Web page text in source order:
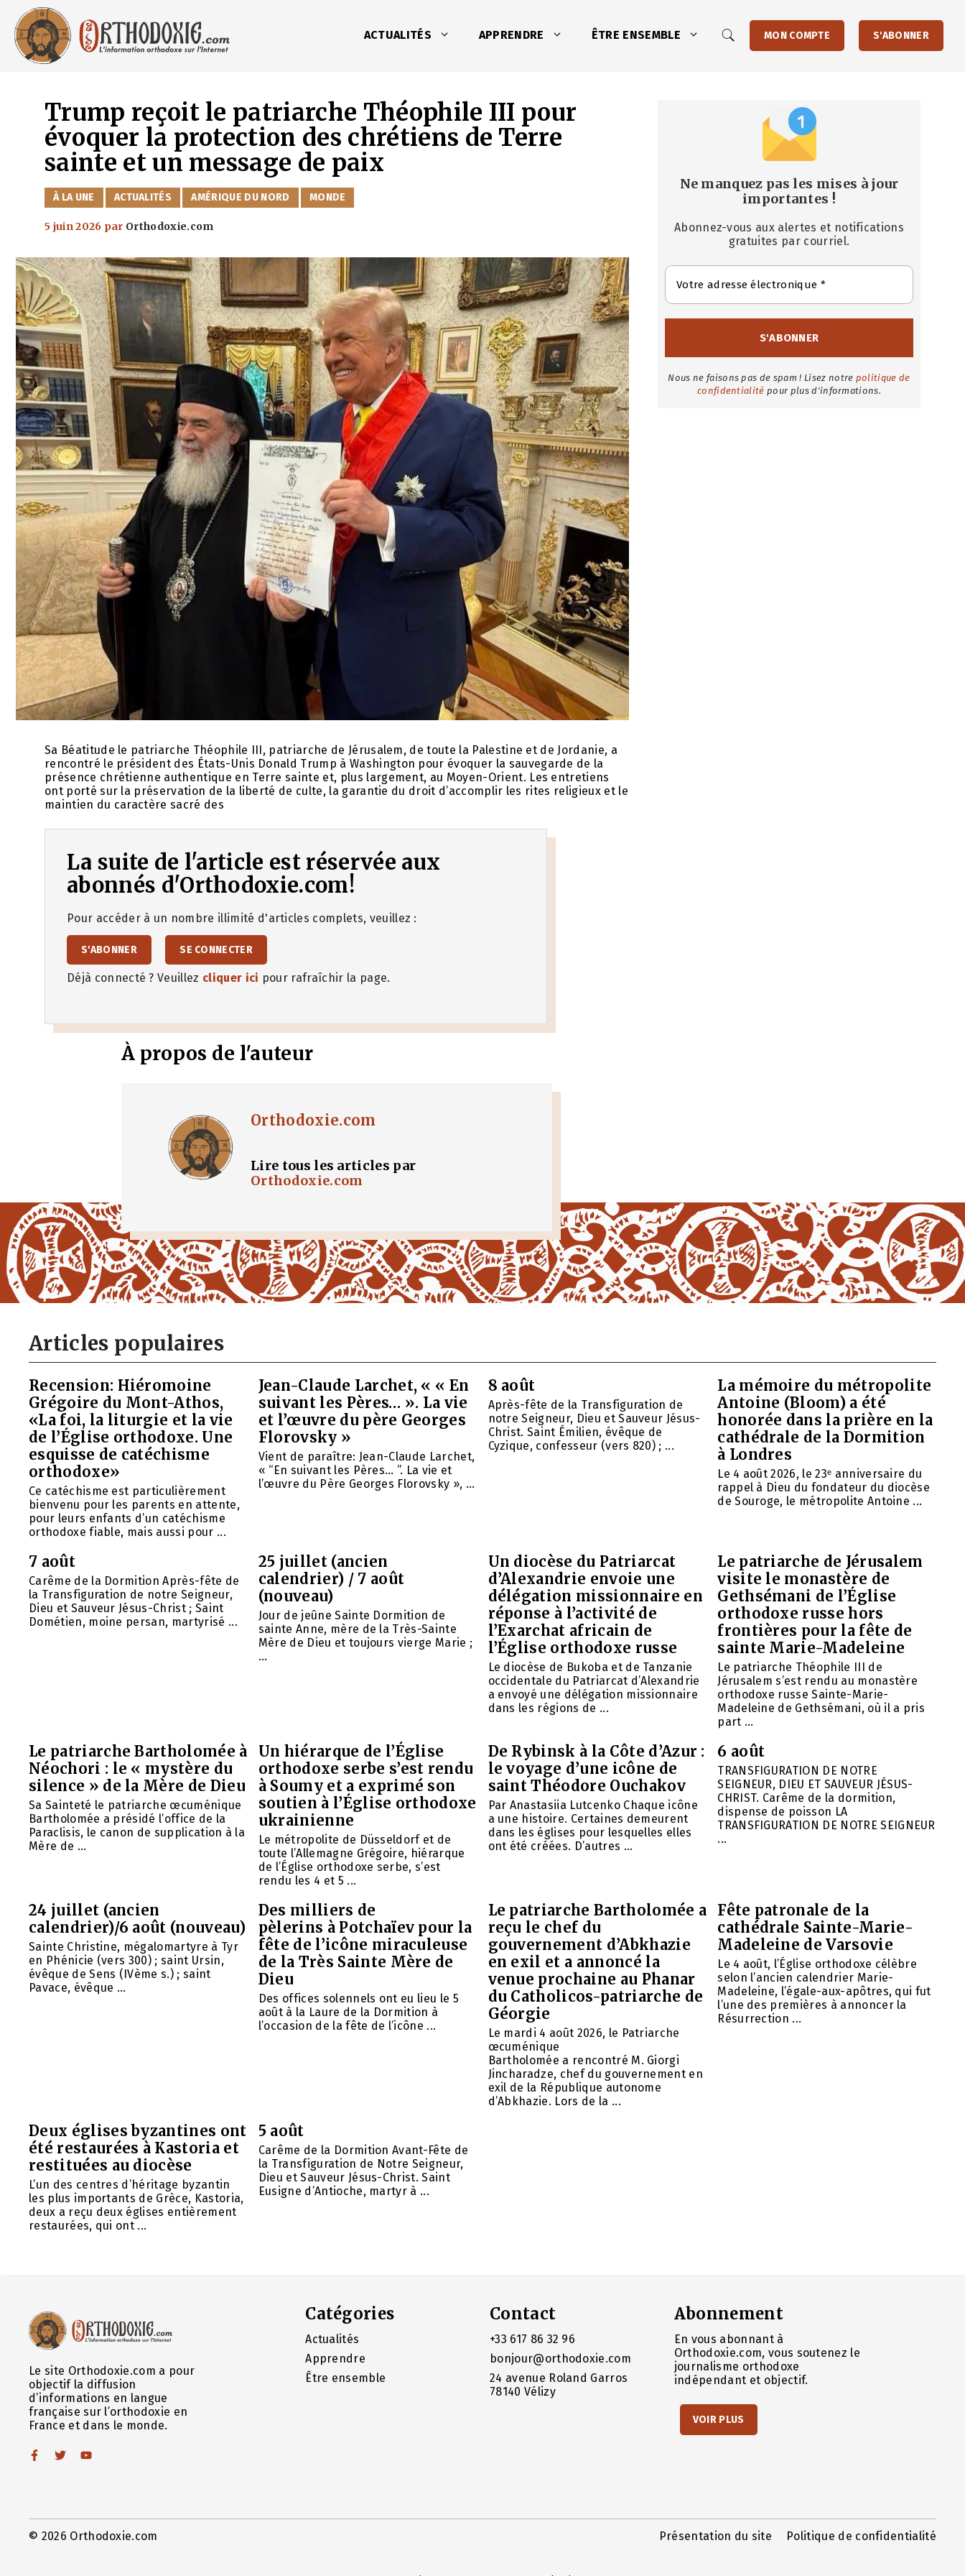
contenu
ACTUALITÉS APPRENDRE ÊTRE ENSEMBLE MON COMPTE S'ABONNER
Trump reçoit le patriarche Théophile III pour
évoquer la protection des chrétiens de Terre
sainte et un message de paix
CATÉGORIES
À LA UNE ACTUALITÉS AMÉRIQUE DU NORD MONDE
5 juin 2026 par Orthodoxie.com
Sa Béatitude le patriarche Théophile III, patriarche de Jérusalem, de toute la Palestine et de Jordanie, a
rencontré le président des États-Unis Donald Trump à Washington pour évoquer la sauvegarde de la
présence chrétienne authentique en Terre sainte et, plus largement, au Moyen-Orient. Les entretiens
ont porté sur la préservation de la liberté de culte, la garantie du droit d’accomplir les rites religieux et le
maintien du caractère sacré des
La suite de l'article est réservée aux
abonnés d'Orthodoxie.com!
Pour accéder à un nombre illimité d'articles complets, veuillez :
S'ABONNER SE CONNECTER
Déjà connecté ? Veuillez cliquer ici pour rafraîchir la page.
À propos de l'auteur
Orthodoxie.com
Lire tous les articles par
Orthodoxie.com
Ne manquez pas les mises à jour
importantes !
Abonnez-vous aux alertes et notifications
gratuites par courriel.
Nous ne faisons pas de spam ! Lisez notre politique de
confidentialité pour plus d'informations.
Articles populaires
Recension: Hiéromoine
Grégoire du Mont-Athos,
«La foi, la liturgie et la vie
de l’Église orthodoxe. Une
esquisse de catéchisme
orthodoxe»
Ce catéchisme est particulièrement
bienvenu pour les parents en attente,
pour leurs enfants d’un catéchisme
orthodoxe fiable, mais aussi pour ...
Jean-Claude Larchet, « « En
suivant les Pères… ». La vie
et l’œuvre du père Georges
Florovsky »
Vient de paraître: Jean-Claude Larchet,
« “En suivant les Pères… ”. La vie et
l’œuvre du Père Georges Florovsky », ...
8 août
Après-fête de la Transfiguration de
notre Seigneur, Dieu et Sauveur Jésus-
Christ. Saint Émilien, évêque de
Cyzique, confesseur (vers 820) ; ...
La mémoire du métropolite
Antoine (Bloom) a été
honorée dans la prière en la
cathédrale de la Dormition
à Londres
Le 4 août 2026, le 23ᵉ anniversaire du
rappel à Dieu du fondateur du diocèse
de Souroge, le métropolite Antoine ...
7 août
Carême de la Dormition Après-fête de
la Transfiguration de notre Seigneur,
Dieu et Sauveur Jésus-Christ ; Saint
Dométien, moine persan, martyrisé ...
25 juillet (ancien
calendrier) / 7 août
(nouveau)
Jour de jeûne Sainte Dormition de
sainte Anne, mère de la Très-Sainte
Mère de Dieu et toujours vierge Marie ;
...
Un diocèse du Patriarcat
d’Alexandrie envoie une
délégation missionnaire en
réponse à l’activité de
l’Exarchat africain de
l’Église orthodoxe russe
Le diocèse de Bukoba et de Tanzanie
occidentale du Patriarcat d’Alexandrie
a envoyé une délégation missionnaire
dans les régions de ...
Le patriarche de Jérusalem
visite le monastère de
Gethsémani de l’Église
orthodoxe russe hors
frontières pour la fête de
sainte Marie-Madeleine
Le patriarche Théophile III de
Jérusalem s’est rendu au monastère
orthodoxe russe Sainte-Marie-
Madeleine de Gethsémani, où il a pris
part ...
Le patriarche Bartholomée à
Néochori : le « mystère du
silence » de la Mère de Dieu
Sa Sainteté le patriarche œcuménique
Bartholomée a présidé l’office de la
Paraclisis, le canon de supplication à la
Mère de ...
Un hiérarque de l’Église
orthodoxe serbe s’est rendu
à Soumy et a exprimé son
soutien à l’Église orthodoxe
ukrainienne
Le métropolite de Düsseldorf et de
toute l’Allemagne Grégoire, hiérarque
de l’Église orthodoxe serbe, s’est
rendu les 4 et 5 ...
De Rybinsk à la Côte d’Azur :
le voyage d’une icône de
saint Théodore Ouchakov
Par Anastasiia Lutcenko Chaque icône
a une histoire. Certaines demeurent
dans les églises pour lesquelles elles
ont été créées. D’autres ...
6 août
TRANSFIGURATION DE NOTRE
SEIGNEUR, DIEU ET SAUVEUR JÉSUS-
CHRIST. Carême de la dormition,
dispense de poisson LA
TRANSFIGURATION DE NOTRE SEIGNEUR
...
24 juillet (ancien
calendrier)/6 août (nouveau)
Sainte Christine, mégalomartyre à Tyr
en Phénicie (vers 300) ; saint Ursin,
évêque de Sens (IVème s.) ; saint
Pavace, évêque ...
Des milliers de
pèlerins à Potchaïev pour la
fête de l’icône miraculeuse
de la Très Sainte Mère de
Dieu
Des offices solennels ont eu lieu le 5
août à la Laure de la Dormition à
l’occasion de la fête de l’icône ...
Le patriarche Bartholomée a
reçu le chef du
gouvernement d’Abkhazie
en exil et a annoncé la
venue prochaine au Phanar
du Catholicos-patriarche de
Géorgie
Le mardi 4 août 2026, le Patriarche
œcuménique
Bartholomée a rencontré M. Giorgi
Jincharadze, chef du gouvernement en
exil de la République autonome
d’Abkhazie. Lors de la ...
Fête patronale de la
cathédrale Sainte-Marie-
Madeleine de Varsovie
Le 4 août, l’Église orthodoxe célèbre
selon l’ancien calendrier Marie-
Madeleine, l’égale-aux-apôtres, qui fut
l’une des premières à annoncer la
Résurrection ...
Deux églises byzantines ont
été restaurées à Kastoria et
restituées au diocèse
L’un des centres d’héritage byzantin
les plus importants de Grèce, Kastoria,
deux a reçu deux églises entièrement
restaurées, qui ont ...
5 août
Carême de la Dormition Avant-Fête de
la Transfiguration de Notre Seigneur,
Dieu et Sauveur Jésus-Christ. Saint
Eusigne d’Antioche, martyr à ...
Le site Orthodoxie.com a pour
objectif la diffusion
d’informations en langue
française sur l’orthodoxie en
France et dans le monde.
Catégories
Actualités
Apprendre
Être ensemble
Contact
+33 617 86 32 96
bonjour@orthodoxie.com
24 avenue Roland Garros
78140 Vélizy
Abonnement
En vous abonnant à
Orthodoxie.com, vous soutenez le
journalisme orthodoxe
indépendant et objectif.
VOIR PLUS
© 2026 Orthodoxie.com Présentation du site Politique de confidentialité